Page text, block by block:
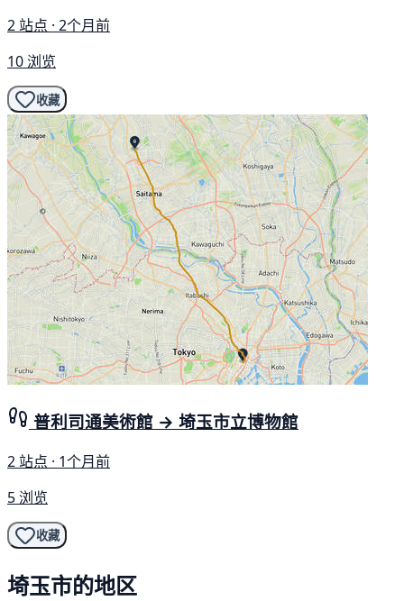
2 站点 · 2个月前
10 浏览
收藏
普利司通美術館 → 埼玉市立博物館
2 站点 · 1个月前
5 浏览
收藏
埼玉市的地区